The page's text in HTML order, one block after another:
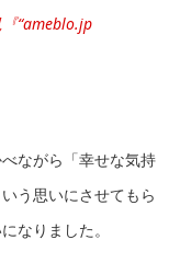
“ameblo.jp
ながら「幸せな気持
う思いにさせてもら
なりました。